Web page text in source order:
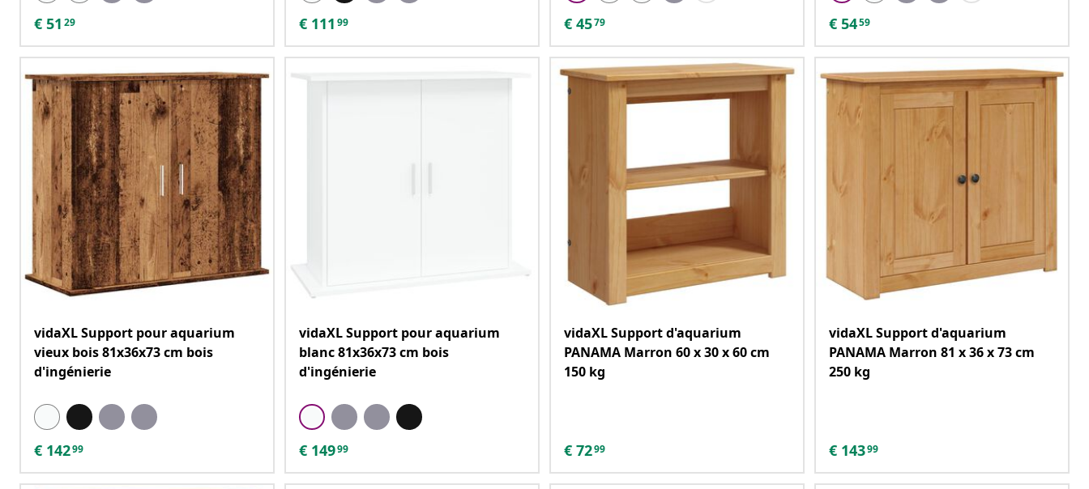
€ 51 29 € 111 99 € 4579 € 5459
vidaXL Support pour aquarium
vieux bois 81x36x73 cm bois
d'ingénierie
€ 14299
vidaXL Support pour aquarium
blanc 81x36x73 cm bois
d'ingénierie
€ 14999
vidaXL Support d'aquarium
PANAMA Marron 60 x 30 x 60 cm
150 kg
€ 7299
vidaXL Support d'aquarium
PANAMA Marron 81 x 36 x 73 cm
250 kg
€ 14399